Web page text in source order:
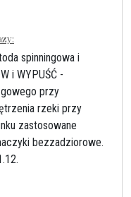
spinningowa i
i WYPUŚĆ -
przy
rzeki przy
zastosowane
bezzadziorowe.